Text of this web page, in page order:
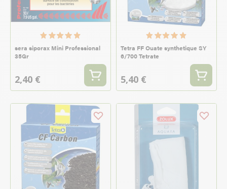
sera siporax Mini Professional
35Gr
2,40 €
Tetra FF Ouate synthetique SY
6/700 Tetrate
5,40 €